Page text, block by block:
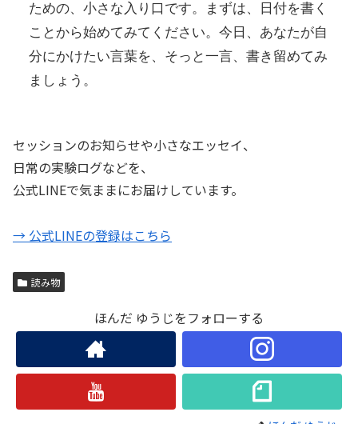
ための、小さな入り口です。まずは、日付を書く
ことから始めてみてください。今日、あなたが自
分にかけたい言葉を、そっと一言、書き留めてみ
ましょう。
セッションのお知らせや小さなエッセイ、
日常の実験ログなどを、
公式LINEで気ままにお届けしています。
→ 公式LINEの登録はこちら
読み物
ほんだ ゆうじをフォローする